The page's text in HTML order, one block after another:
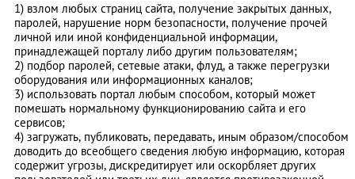
1) взлом любых страниц сайта, получение закрытых данных,
паролей, нарушение норм безопасности, получение прочей
личной или иной конфиденциальной информации,
принадлежащей порталу либо другим пользователям;
2) подбор паролей, сетевые атаки, флуд, а также перегрузки
оборудования или информационных каналов;
3) использовать портал любым способом, который может
помешать нормальному функционированию сайта и его
сервисов;
4) загружать, публиковать, передавать, иным образом/способом
доводить до всеобщего сведения любую информацию, которая
содержит угрозы, дискредитирует или оскорбляет других